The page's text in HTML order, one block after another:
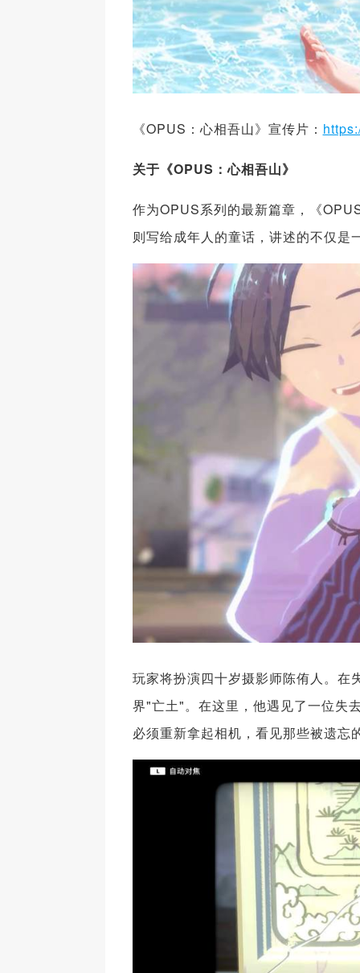
《OPUS：心相吾山》宣传片：
关于《OPUS ：心相吾山》
作为OPUS系列的最新篇章，《
则写给成年人的童话，讲述的不仅
玩家将扮演四十岁摄影师陈侑人。在
界"亡土"。在这里，他遇见了一位失
必须重新拿起相机，看见那些被遗忘